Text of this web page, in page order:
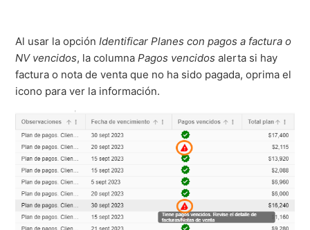
Al usar la opciónIdentificar Planes con pagos a factura o
NV vencidos, la columnaPagos vencidos alerta si hay
factura o nota de venta que no ha sido pagada, oprima el
icono para ver la información.